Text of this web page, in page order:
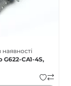
G622-CA1-4S,